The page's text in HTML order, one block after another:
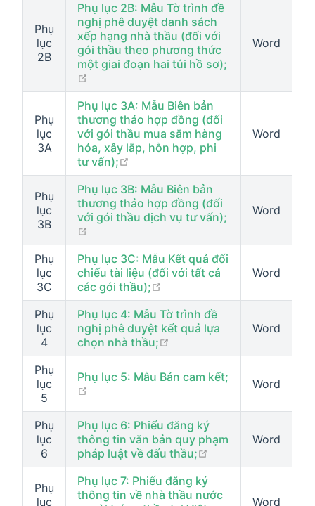
Phụ
lục
2B
Phụ lục 2B: Mẫu Tờ trình đề
nghị phê duyệt danh sách
xếp hạng nhà thầu (đối với
gói thầu theo phương thức
một giai đoạn hai túi hồ sơ);
Word
Phụ
lục
3A
Phụ lục 3A: Mẫu Biên bản
thương thảo hợp đồng (đối
với gói thầu mua sắm hàng
hóa, xây lắp, hỗn hợp, phi
tư vấn);
Word
Phụ
lục
3B
Phụ lục 3B: Mẫu Biên bản
thương thảo hợp đồng (đối
với gói thầu dịch vụ tư vấn);
Word
Phụ
lục
3C
Phụ lục 3C: Mẫu Kết quả đối
chiếu tài liệu (đối với tất cả
các gói thầu);
Word
Phụ
lục
4
Phụ lục 4: Mẫu Tờ trình đề
nghị phê duyệt kết quả lựa
chọn nhà thầu;
Word
Phụ
lục
5
Phụ lục 5: Mẫu Bản cam kết;
Word
Phụ
lục
6
Phụ lục 6: Phiếu đăng ký
thông tin văn bản quy phạm
pháp luật về đấu thầu;
Word
Phụ
lục
Phụ lục 7: Phiếu đăng ký
thông tin về nhà thầu nước
Word